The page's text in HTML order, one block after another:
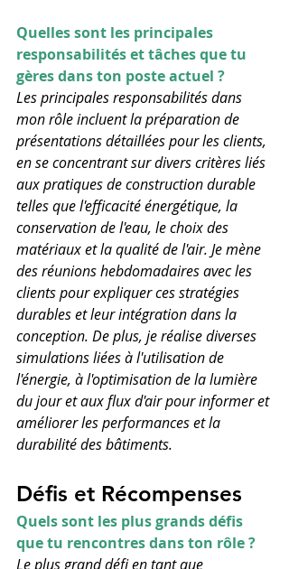
Quelles sont les principales
responsabilités et tâches que tu
gères dans ton poste actuel ?
Les principales responsabilités dans
mon rôle incluent la préparation de
présentations détaillées pour les clients,
en se concentrant sur divers critères liés
aux pratiques de construction durable
telles que l'efficacité énergétique, la
conservation de l'eau, le choix des
matériaux et la qualité de l'air. Je mène
des réunions hebdomadaires avec les
clients pour expliquer ces stratégies
durables et leur intégration dans la
conception. De plus, je réalise diverses
simulations liées à l'utilisation de
l'énergie, à l'optimisation de la lumière
du jour et aux flux d'air pour informer et
améliorer les performances et la
durabilité des bâtiments.
Défis et Récompenses
Quels sont les plus grands défis
que tu rencontres dans ton rôle ?
Le plus grand défi en tant que